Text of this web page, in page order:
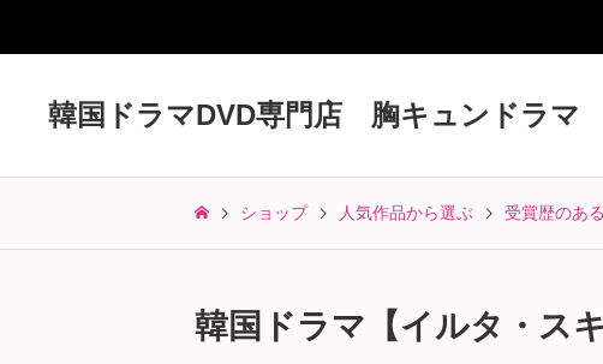
韓国ドラマDVD専門店 胸キュンドラマ
ショップ 人気作品から選ぶ 受賞歴のあ
韓国ドラマ【イルタ・ス